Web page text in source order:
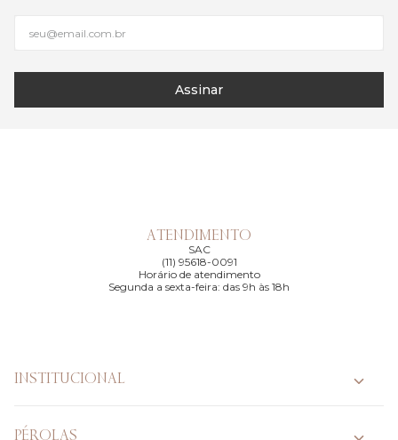
Assinar
ATENDIMENTO
SAC
(11) 95618-0091
Horário de atendimento
Segunda a sexta-feira: das 9h às 18h
INSTITUCIONAL
PÉROLAS